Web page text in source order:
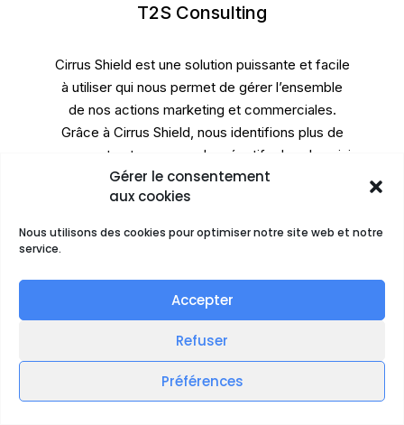
Gérer le consentement
aux cookies
Nous utilisons des cookies pour optimiser notre site web et notre
service.
Accepter
Refuser
Préférences
T2S Consulting
Cirrus Shield est une solution puissante et facile
à utiliser qui nous permet de gérer l’ensemble
de nos actions marketing et commerciales.
Grâce à Cirrus Shield, nous identifions plus de
prospects et sommes plus réactifs dans le suivi
des opportunités.
CEO
Client depuis 6 ans
Une tarification sur mesure